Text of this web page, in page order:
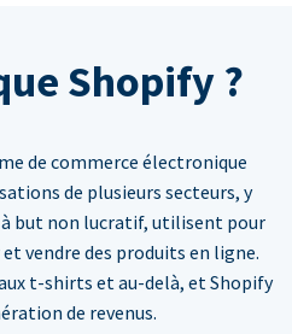
Shopify ?
de commerce électronique
de plusieurs secteurs, y
but non lucratif, utilisent pour
vendre des produits en ligne.
t-shirts et au-delà, et Shopify
de revenus.